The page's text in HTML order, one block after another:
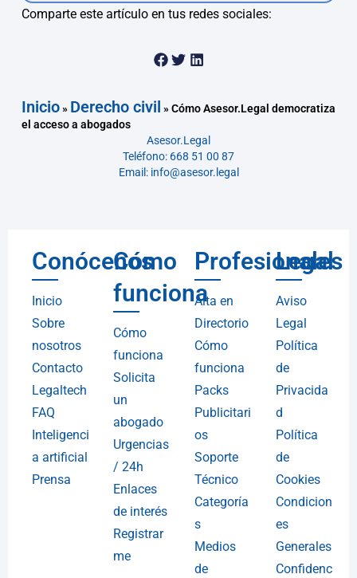
Comparte este artículo en tus redes sociales:
Inicio» Derecho civil »Cómo Asesor.Legal democratiza
el acceso a abogados
Asesor.Legal
Teléfono: 668 51 00 87
Email: info@asesor.legal
Conócenos
Inicio
Sobre
nosotros
Contacto
Legaltech
FAQ
Inteligenci
a artificial
Prensa
Cómo
funciona
Cómo
funciona
Solicita
un
abogado
Urgencias
/ 24h
Enlaces
de interés
Registrar
me
Profesionales
Alta en
Directorio
Cómo
funciona
Packs
Publicitari
os
Soporte
Técnico
Categoría
s
Medios
de
Legal
Aviso
Legal
Política
de
Privacida
d
Política
de
Cookies
Condicion
es
Generales
Confidenc